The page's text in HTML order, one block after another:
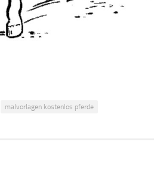
malvorlagen kostenlos pferde